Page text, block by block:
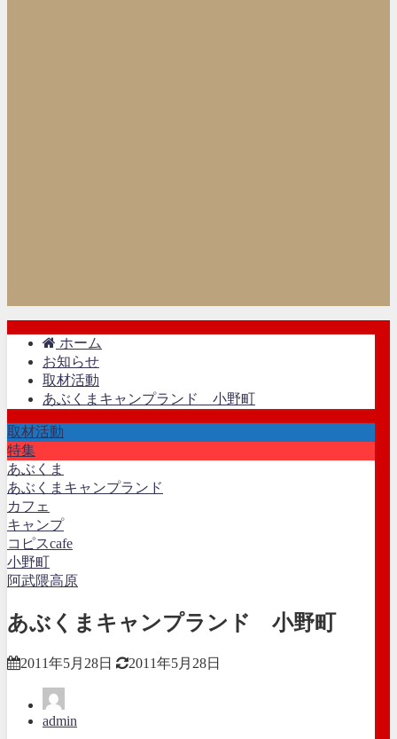
ホーム
お知らせ
取材活動
あぶくまキャンプランド 小野町
取材活動
特集
あぶくま
あぶくまキャンプランド
カフェ
キャンプ
コピスcafe
小野町
阿武隈高原
あぶくまキャンプランド 小野町
2011年5月28日 2011年5月28日
admin